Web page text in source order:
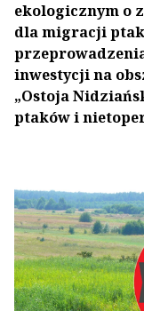
ekologicznym o
dla migracji
inwestycji na
„Ostoja
ptaków i